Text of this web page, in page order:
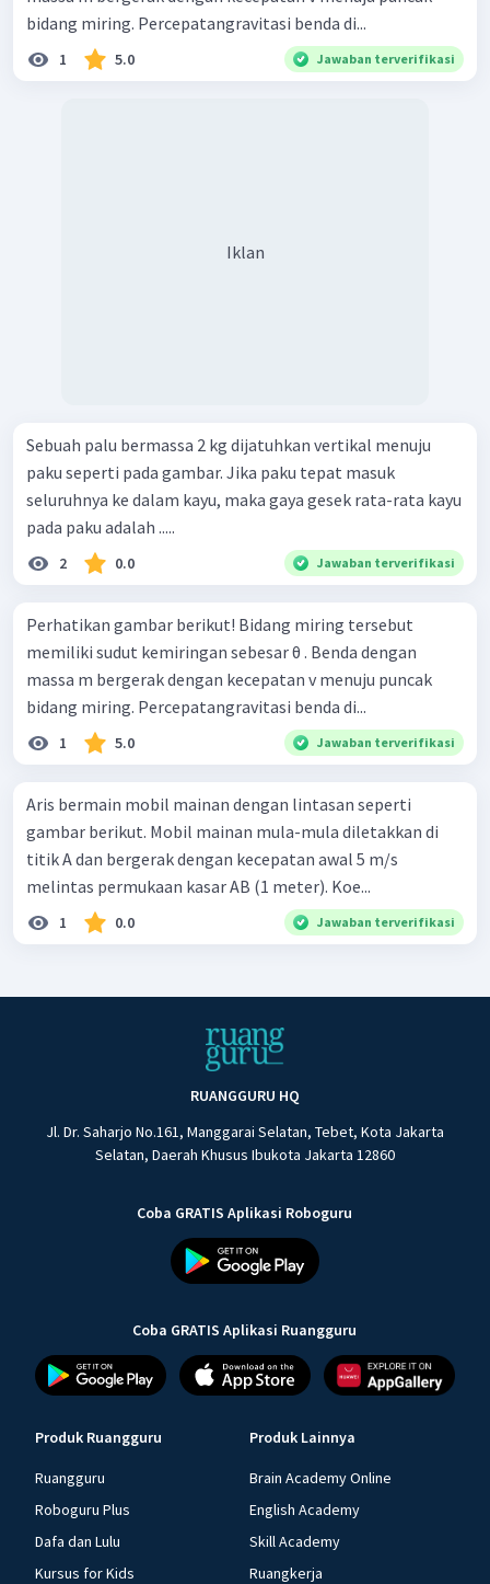
bidang miring. Percepatangravitasi benda di...
1 5.0 Jawaban terverifikasi
Iklan
Sebuah palu bermassa 2 kg dijatuhkan vertikal menuju
paku seperti pada gambar. Jika paku tepat masuk
seluruhnya ke dalam kayu, maka gaya gesek rata-rata kayu
pada paku adalah .....
2 0.0 Jawaban terverifikasi
Perhatikan gambar berikut! Bidang miring tersebut
memiliki sudut kemiringan sebesar θ . Benda dengan
massa m bergerak dengan kecepatan v menuju puncak
bidang miring. Percepatangravitasi benda di...
1 5.0 Jawaban terverifikasi
Aris bermain mobil mainan dengan lintasan seperti
gambar berikut. Mobil mainan mula-mula diletakkan di
titik A dan bergerak dengan kecepatan awal 5 m/s
melintas permukaan kasar AB (1 meter). Koe...
1 0.0 Jawaban terverifikasi
RUANGGURU HQ
Jl. Dr. Saharjo No.161, Manggarai Selatan, Tebet, Kota Jakarta
Selatan, Daerah Khusus Ibukota Jakarta 12860
Coba GRATIS Aplikasi Roboguru
Coba GRATIS Aplikasi Ruangguru
Produk Ruangguru
Ruangguru
Roboguru Plus
Dafa dan Lulu
Kursus for Kids
Produk Lainnya
Brain Academy Online
English Academy
Skill Academy
Ruangkerja